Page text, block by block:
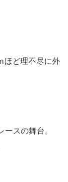
ほど理不尽に外
スの舞台。